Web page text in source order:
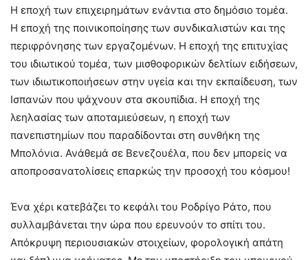
Η εποχή των επιχειρημάτων ενάντια στο δημόσιο τομέα.
Η εποχή της ποινικοποίησης των συνδικαλιστών και της
περιφρόνησης των εργαζομένων. Η εποχή της επιτυχίας
του ιδιωτικού τομέα, των μισθοφορικών δελτίων ειδήσεων,
των ιδιωτικοποιήσεων στην υγεία και την εκπαίδευση, των
Ισπανών που ψάχνουν στα σκουπίδια. Η εποχή της
λεηλασίας των αποταμιεύσεων, η εποχή των
πανεπιστημίων που παραδίδονται στη συνθήκη της
Μπολόνια. Ανάθεμά σε Βενεζουέλα, που δεν μπορείς να
αποπροσανατολίσεις επαρκώς την προσοχή του κόσμου!
Ένα χέρι κατεβάζει το κεφάλι του Ροδρίγο Ράτο, που
συλλαμβάνεται την ώρα που ερευνούν το σπίτι του.
Απόκρυψη περιουσιακών στοιχείων, φορολογική απάτη